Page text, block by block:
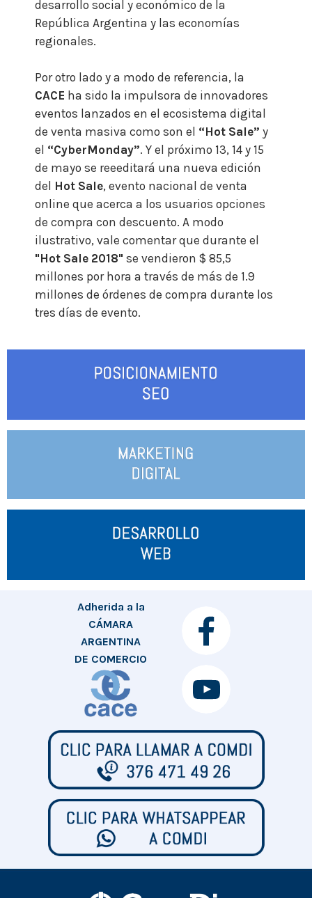
desarrollo social y económico de la
República Argentina y las economías
regionales.
Por otro lado y a modo de referencia, la
CACE ha sido la impulsora de innovadores
eventos lanzados en el ecosistema digital
de venta masiva como son el “Hot Sale” y
el “CyberMonday”. Y el próximo 13, 14 y 15
de mayo se reeeditará una nueva edición
del Hot Sale, evento nacional de venta
online que acerca a los usuarios opciones
de compra con descuento. A modo
ilustrativo, vale comentar que durante el
"Hot Sale 2018" se vendieron $ 85,5
millones por hora a través de más de 1.9
millones de órdenes de compra durante los
tres días de evento.
Adherida a la
CÁMARA
ARGENTINA
DE COMERCIO
ELECTRÓNICO